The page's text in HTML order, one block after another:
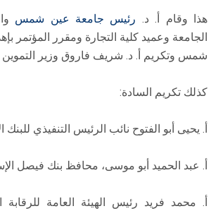
هذا وقام أ. د. رئيس جامعة عين شمس
الجامعة وعميد كلية التجارة ومقرر المؤتمر
شمس وتكريم أ. د. شريف فاروق وزير التموين
كذلك تكريم السادة:
أ. يحيى أبو الفتوح نائب الرئيس التنفيذي
أ. عبد الحميد أبو موسی، محافظ بنك فیصل
أ. محمد فريد رئيس الهيئة العامة للرقابة